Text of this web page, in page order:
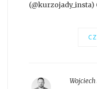
(@kurzojady_insta)
Wojciech